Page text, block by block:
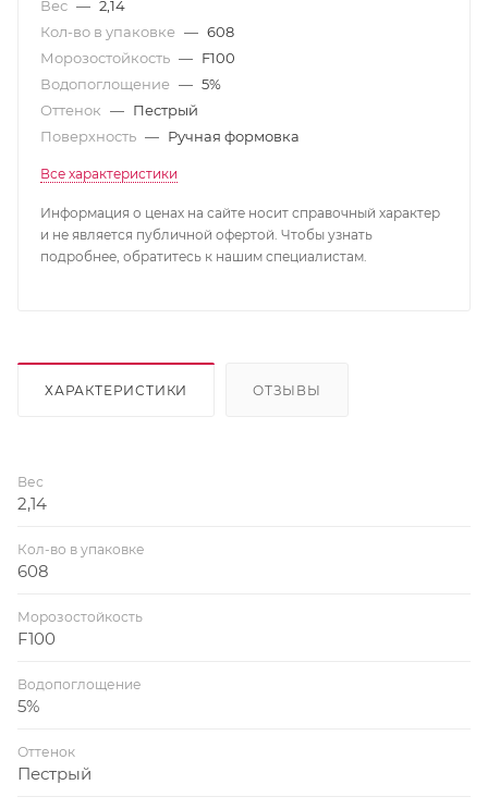
Вес — 2,14
Кол-во в упаковке — 608
Морозостойкость — F100
Водопоглощение — 5%
Оттенок — Пестрый
Поверхность — Ручная формовка
Все характеристики
Информация о ценах на сайте носит справочный характер
и не является публичной офертой. Чтобы узнать
подробнее, обратитесь к нашим специалистам.
ХАРАКТЕРИСТИКИ ОТЗЫВЫ
Вес
2,14
Кол-во в упаковке
608
Морозостойкость
F100
Водопоглощение
5%
Оттенок
Пестрый